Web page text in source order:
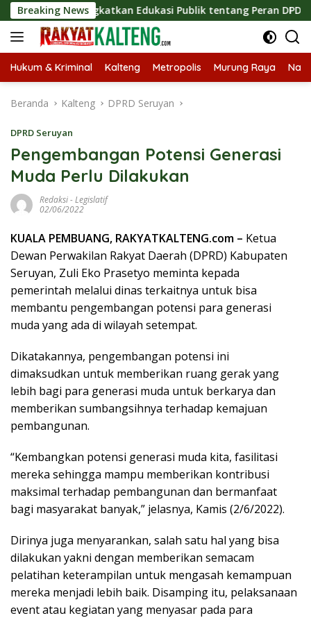
Langsung
ke
konten
Breaking News
Tingkatkan Edukasi Publik tentang Peran DPD RI
Hukum & Kriminal Kalteng Metropolis Murung Raya
Beranda Kalteng DPRD Seruyan
DPRD Seruyan
Pengembangan Potensi Generasi
Muda Perlu Dilakukan
Redaksi-Legislatif
02/06/2022
KUALA PEMBUANG, RAKYATKALTENG.com – Ketua
Dewan Perwakilan Rakyat Daerah (DPRD) Kabupaten
Seruyan, Zuli Eko Prasetyo meminta kepada
pemerintah melalui dinas terkaitnya untuk bisa
membantu pengembangan potensi para generasi
muda yang ada di wilayah setempat.
Dikatakannya, pengembangan potensi ini
dimaksudkan untuk memberikan ruang gerak yang
lebih bagi para generasi muda untuk berkarya dan
memberikan sumbangsihnya terhadap kemajuan
pembangunan.
“Kembangkan potensi generasi muda kita, fasilitasi
mereka sehingga mampu memberikan kontribusi
maksimal terhadap pembangunan dan bermanfaat
bagi masyarakat banyak,” jelasnya, Kamis (2/6/2022).
Dirinya juga menyarankan, salah satu hal yang bisa
dilakukan yakni dengan memberikan semacam
pelatihan keterampilan untuk mengasah kemampuan
mereka menjadi lebih baik. Disamping itu, pelaksanaan
event atau kegiatan yang menyasar pada para